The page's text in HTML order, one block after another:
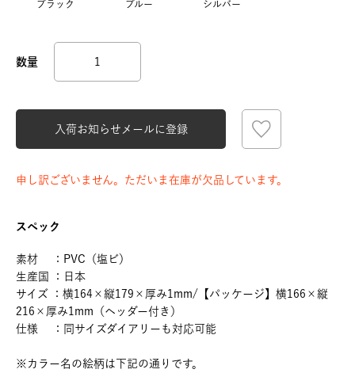
ブラック ブルー シルバー
入荷お知らせメールに登録
申し訳ございません。ただいま在庫が欠品しています。
スペック
素材 ：PVC（塩ビ）
生産国 ：日本
サイズ ：横164×縦179×厚み1mm/【パッケージ】横166×縦
216×厚み1mm（ヘッダー付き）
仕様 ：同サイズダイアリーも対応可能
※カラー名の絵柄は下記の通りです。